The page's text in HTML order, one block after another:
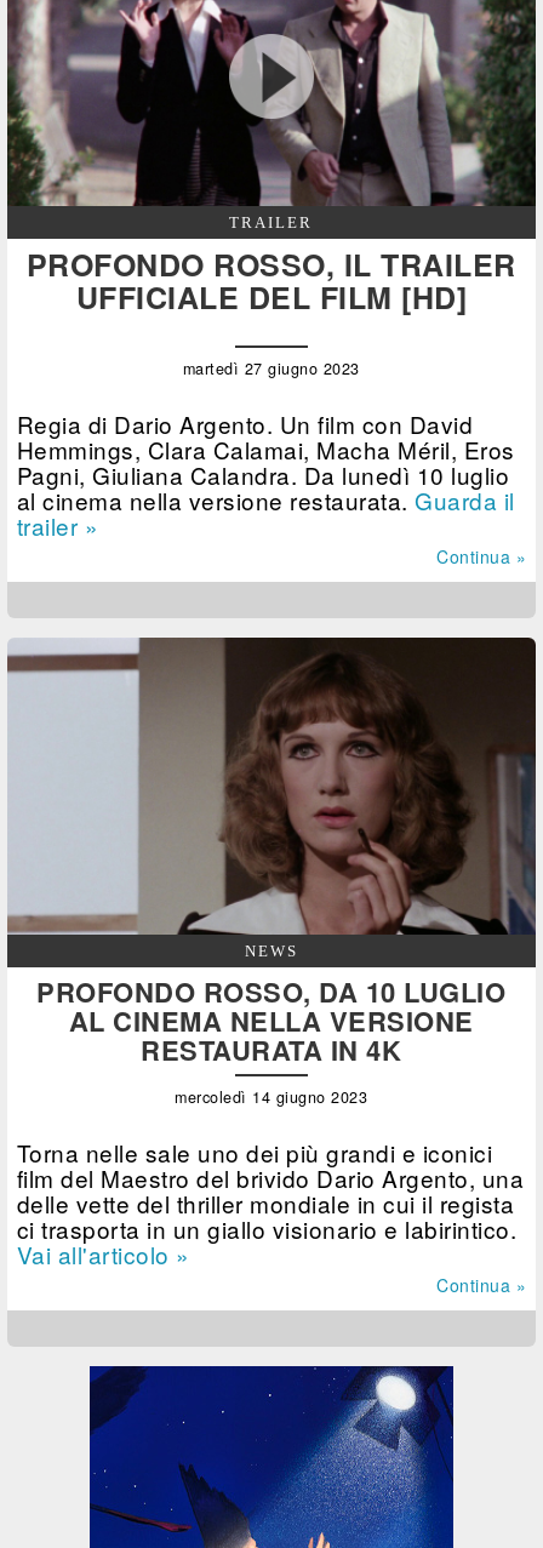
TRAILER
PROFONDO ROSSO, IL TRAILER
UFFICIALE DEL FILM [HD]
martedì 27 giugno 2023
Regia di Dario Argento. Un film con David
Hemmings, Clara Calamai, Macha Méril, Eros
Pagni, Giuliana Calandra. Da lunedì 10 luglio
al cinema nella versione restaurata. Guarda il
trailer »
Continua »
NEWS
PROFONDO ROSSO, DA 10 LUGLIO
AL CINEMA NELLA VERSIONE
RESTAURATA IN 4K
mercoledì 14 giugno 2023
Torna nelle sale uno dei più grandi e iconici
film del Maestro del brivido Dario Argento, una
delle vette del thriller mondiale in cui il regista
ci trasporta in un giallo visionario e labirintico.
Vai all'articolo »
Continua »